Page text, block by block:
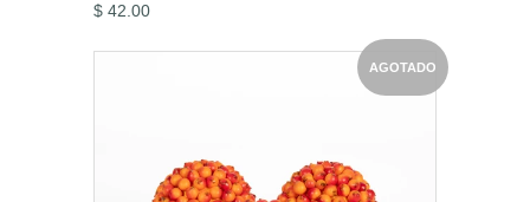
$ 42.00
AGOTADO